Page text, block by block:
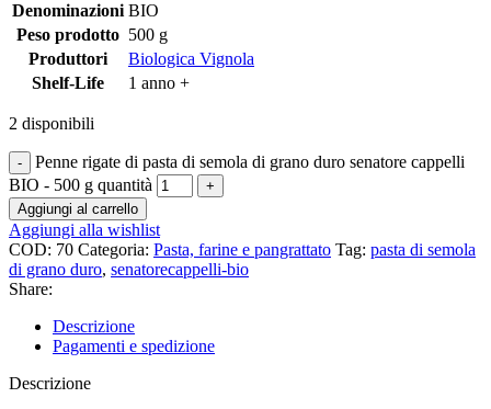
Denominazioni BIO
Peso prodotto 500 g
Produttori
Biologica Vignola
Shelf-Life
1 anno +
2 disponibili
Penne rigate di pasta di semola di grano duro senatore cappelli
BIO - 500 g quantità
Aggiungi al carrello
Aggiungi alla wishlist
COD: 70 Categoria: Pasta, farine e pangrattato Tag: pasta di semola
di grano duro, senatorecappelli-bio
Share:
Descrizione
Pagamenti e spedizione
Descrizione